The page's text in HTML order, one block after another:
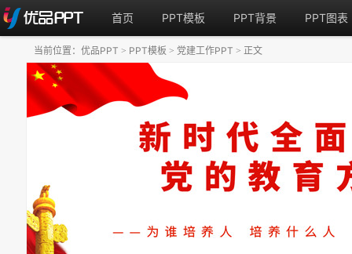
首页 PPT模板 PPT背景 PPT图表
当前位置： 优品PPT > PPT模板 > 党建工作PPT > 正文